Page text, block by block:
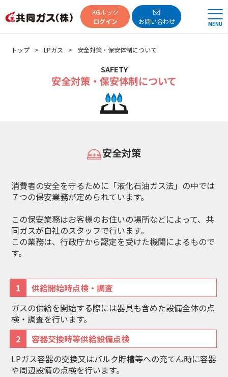
共同ガスKGルック
ログイン
お問い合わせ MENU
トップ LPガス 安全対策・保安体制について
SAFETY
安全対策・保安体制について
安全対策
消費者の安全を守るために「液化石油ガス法」の中では
７つの保安業務が定められています。
この保安業務はお客様のお住いの場所などによって、共
同ガスが自社のスタッフで行います。
この業務は、行政庁から認定を受けた機関によるもので
す。
1
供給開始時点検・調査
ガスの供給を開始する際には器具も含めた設備全体の点
検・調査を行います。
2
容器交換時等供給設備点検
LPガス容器の交換又はバルク貯槽等への充てん時に容器
や周辺設備の点検を行います。